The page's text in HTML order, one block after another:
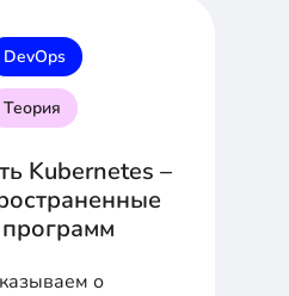
DevOps
Теория
Kubernetes –
о